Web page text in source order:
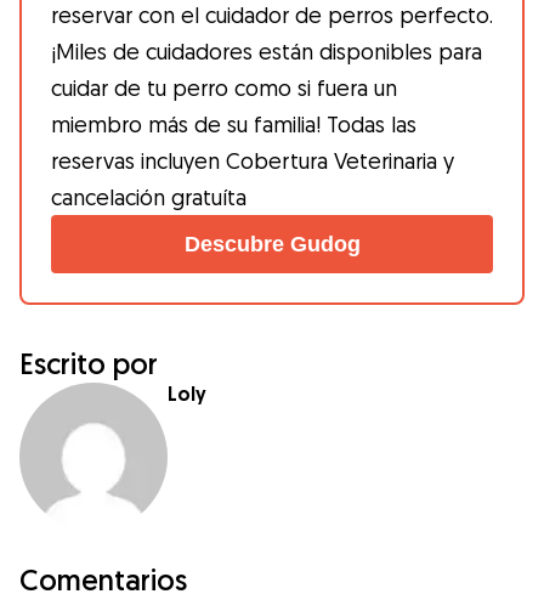
reservar con el cuidador de perros perfecto.
¡Miles de cuidadores están disponibles para
cuidar de tu perro como si fuera un
miembro más de su familia! Todas las
reservas incluyen Cobertura Veterinaria y
cancelación gratuíta
Descubre Gudog
Escrito por
Loly
Comentarios